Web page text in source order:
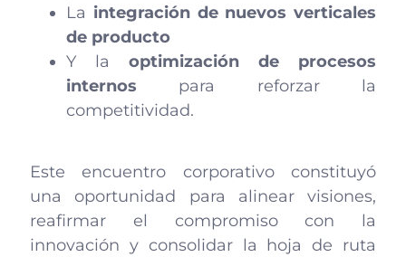
La integración de nuevos verticales
de producto
Y la optimización de procesos
internos para reforzar la
competitividad.
Este encuentro corporativo constituyó
una oportunidad para alinear visiones,
reafirmar el compromiso con la
innovación y consolidar la hoja de ruta